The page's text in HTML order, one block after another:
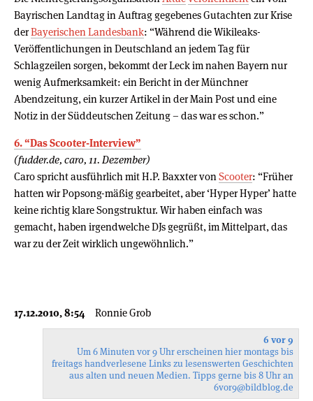
Bayrischen Landtag in Auftrag gegebenes Gutachten zur Krise
derBayerischen Landesbank: “Während die Wikileaks-
Veröffentlichungen in Deutschland an jedem Tag für
Schlagzeilen sorgen, bekommt der Leck im nahen Bayern nur
wenig Aufmerksamkeit: ein Bericht in der Münchner
Abendzeitung, ein kurzer Artikel in der Main Post und eine
Notiz in der Süddeutschen Zeitung – das war es schon.”
6. “Das Scooter-Interview”
(fudder.de, caro, 11. Dezember)
Caro spricht ausführlich mit H.P. Baxxter von Scooter: “Früher
hatten wir Popsong-mäßig gearbeitet, aber ‘Hyper Hyper’ hatte
keine richtig klare Songstruktur. Wir haben einfach was
gemacht, haben irgendwelche DJs gegrüßt, im Mittelpart, das
war zu der Zeit wirklich ungewöhnlich.”
17.12.2010, 8:54 Ronnie Grob
6 vor 9
Um 6 Minuten vor 9 Uhr erscheinen hier montags bis
freitags handverlesene Links zu lesenswerten Geschichten
aus alten und neuen Medien. Tipps gerne bis 8 Uhr an
6vor9@bildblog.de